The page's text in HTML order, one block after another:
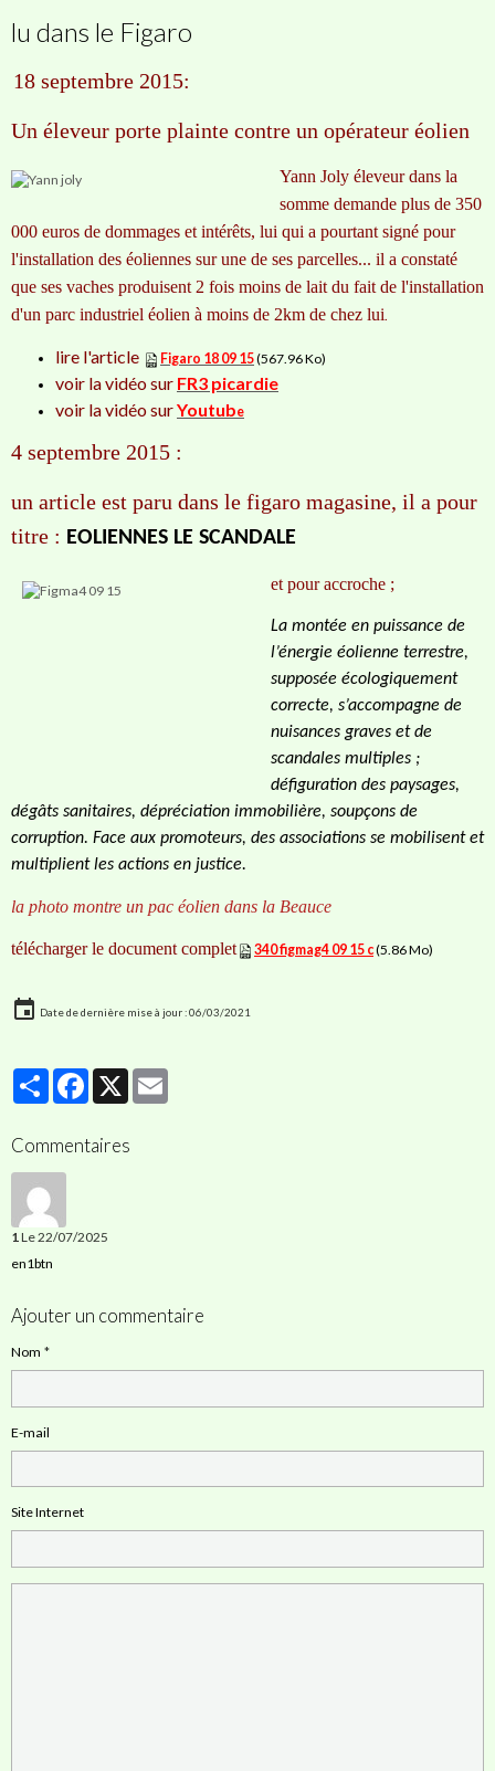
lu dans le Figaro
18 septembre 2015:
Un éleveur porte plainte contre un opérateur éolien
Yann Joly éleveur dans la
somme demande plus de 350
000 euros de dommages et intérêts, lui qui a pourtant signé pour
l'installation des éoliennes sur une de ses parcelles... il a constaté
que ses vaches produisent 2 fois moins de lait du fait de l'installation
d'un parc industriel éolien à moins de 2km de chez lui.
lire l'article Figaro 18 09 15(567.96 Ko)
voir la vidéo sur FR3 picardie
voir la vidéo surYoutube
4 septembre 2015 :
un article est paru dans le figaro magasine, il a pour
titre : EOLIENNES LE SCANDALE
et pour accroche ;
La montée en puissance de
l’énergie éolienne terrestre,
supposée écologiquement
correcte, s’accompagne de
nuisances graves et de
scandales multiples ;
défiguration des paysages,
dégâts sanitaires, dépréciation immobilière, soupçons de
corruption. Face aux promoteurs, des associations se mobilisent et
multiplient les actions en justice.
la photo montre un pac éolien dans la Beauce
télécharger le document complet 340 figmag4 09 15 c(5.86 Mo)
Date de dernière mise à jour : 06/03/2021
PartagerFacebook
X
Commentaires
1Le 22/07/2025
en1btn
Ajouter un commentaire
Nom
E-mail
Site Internet